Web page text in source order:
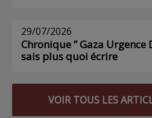
29/07/2026
Chronique ” Gaza Urgence
sais plus quoi écrire
VOIR TOUS LES